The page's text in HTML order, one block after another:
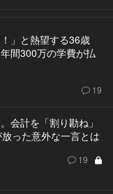
」と熱望する36歳
間300万の学費が払
19
会計を「割り勘ね」
った意外な一言とは
19